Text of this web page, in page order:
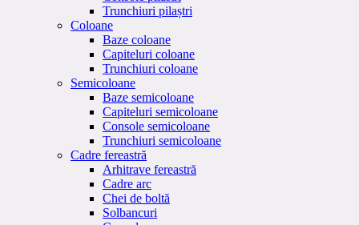
Trunchiuri pilaștri
Coloane
Baze coloane
Capiteluri coloane
Trunchiuri coloane
Semicoloane
Baze semicoloane
Capiteluri semicoloane
Console semicoloane
Trunchiuri semicoloane
Cadre fereastră
Arhitrave fereastră
Cadre arc
Chei de boltă
Solbancuri